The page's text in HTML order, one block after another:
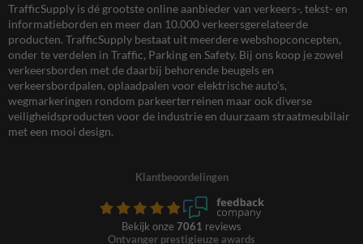
TrafficSupply is dé grootste online aanbieder van verkeers-, tekst- en
informatieborden en meer dan 10.000 verkeersgerelateerde
producten. TrafficSupply bestaat uit meerdere webshopconcepten,
onder te verdelen in Traffic, Parking en Safety. Bij ons koop je zowel
verkeersborden met de daarbij behorende beugels en
verkeersbordpalen, oplaadpalen voor elektrische auto’s,
wegmarkeringen rondom parkeerterreinen maar ook diverse
veiligheidsproducten voor de industrie en duurzaam straatmeubilair
met een mooi design.
Klantbeoordelingen
Bekijk onze 7061 reviews
Ontvanger prestigieuze awards